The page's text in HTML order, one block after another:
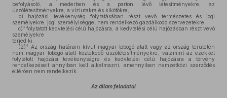
befolyásoló, a mederben és a parton lévő létesítményekre, az
úszólétesítményekre, a víziutakra és kikötőkre,
b) hajózási tevékenység folytatásában részt vevő természetes és jogi
személyekre, jogi személyiséggel nem rendelkező gazdálkodó szervezetekre,
c) 3 folytatott kedvtelési célú hajózásra, a kedvtelési célú hajózásban részt vevő
személyekre
terjed ki.
(2)4 Az ország határain kívül magyar lobogó alatt vagy az ország területén
nem magyar lobogó alatt közlekedő úszólétesítményekre, valamint az ezekkel
folytatott hajózási tevékenységre és kedvtelési célú hajózásra a törvény
rendelkezéseit annyiban kell alkalmazni, amennyiben nemzetközi szerződés
eltérően nem rendelkezik.
Az állam feladatai